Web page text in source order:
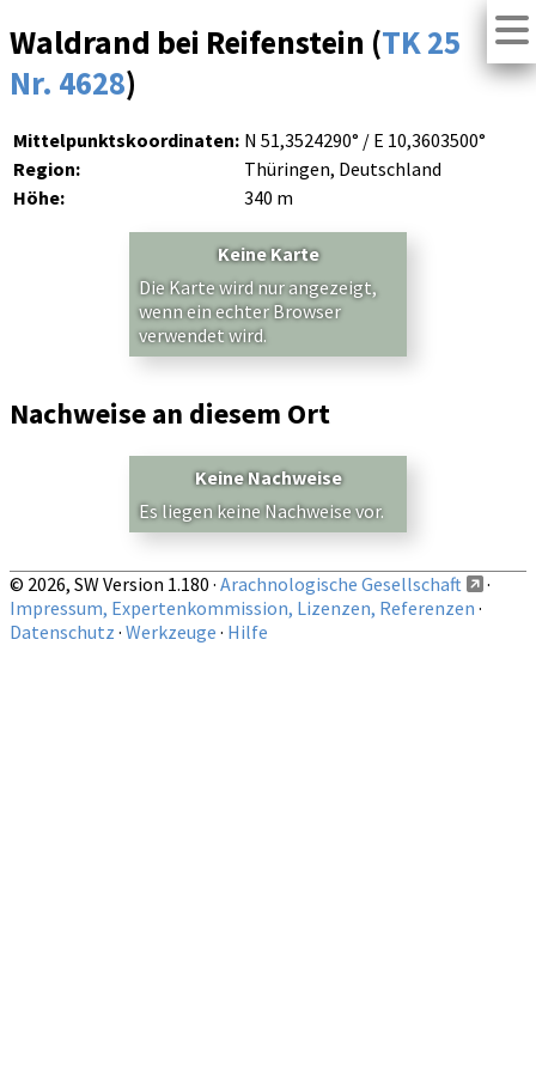
Waldrand bei Reifenstein (TK 25
Nr. 4628)
Mittelpunktskoordinaten: N 51,3524290° / E 10,3603500°
Region:
Thüringen, Deutschland
Höhe:
340 m
Keine Karte
Die Karte wird nur angezeigt,
wenn ein echter Browser
verwendet wird.
Nachweise an diesem Ort
Keine Nachweise
Es liegen keine Nachweise vor.
© 2026, SW Version 1.180 · Arachnologische Gesellschaft
·
Impressum, Expertenkommission, Lizenzen, Referenzen ·
Datenschutz · Werkzeuge · Hilfe